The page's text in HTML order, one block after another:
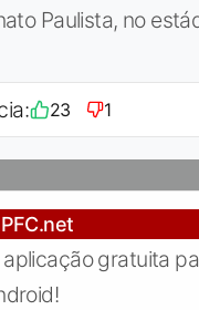
Paulista, no
23 1
gratuita